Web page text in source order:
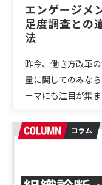
エンゲージメ
足度調査との
法
昨今、働き方改革
量に関してのみな
ーマにも注目が集